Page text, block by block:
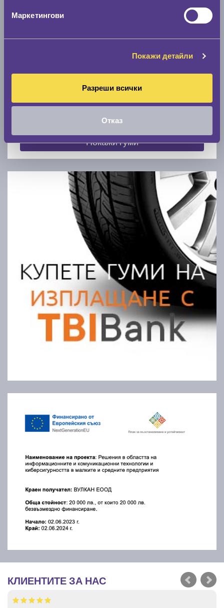
Маркетингови
Покажи детайли
Разреши всички
Отказ
По марка автомобил
Покажи гуми
КЛИЕНТИТЕ ЗА НАС